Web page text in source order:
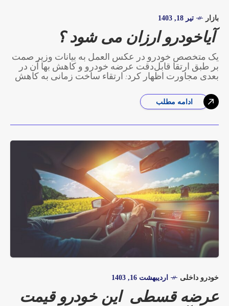
بازار تیر 18, 1403
آیاخودرو ارزان می شود ؟
یک متخصص خودرو در عکس العمل به بیانات وزیر صمت
بر طبق ارتقا قابل‌دقت عرضه خودرو و کاهش بها آن در
بعدی مجاورت اظهار کرد: ارتقاء ساخت زمانی به کاهش
ادامه مطلب
خودرو داخلی اردیبهشت 16, 1403
عرضه قسطی این خودرو قیمت